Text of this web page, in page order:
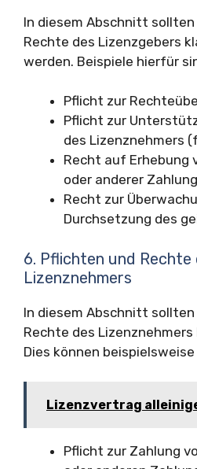
In diesem Abschnitt
Rechte des Lizenzgebers
werden. Beispiele hierfür
Pflicht zur
Pflicht zur
des Lizenznehmers
Recht auf Erhebung
oder anderer
Recht zur
Durchsetzung des
6. Pflichten und Rechte
Lizenznehmers
In diesem Abschnitt
Rechte des
Dies können beispielsweise
Lizenzvertrag
Pflicht zur Zahlung